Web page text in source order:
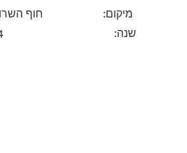
חוף
:מיקום
:שנה